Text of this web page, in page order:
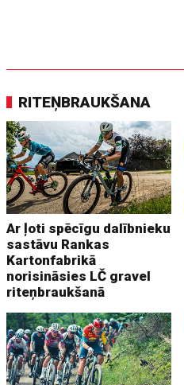
RITEŅBRAUKŠANA
Ar ļoti spēcīgu dalībnieku
sastāvu Rankas
Kartonfabrikā
norisināsies LČ gravel
riteņbraukšanā